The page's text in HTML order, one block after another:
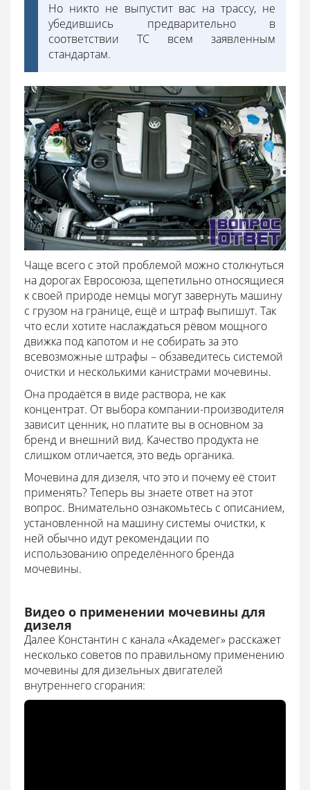
Но никто не выпустит вас на трассу, не
убедившись предварительно в
соответствии ТС всем заявленным
стандартам.
Чаще всего с этой проблемой можно столкнуться
на дорогах Евросоюза, щепетильно относящиеся
к своей природе немцы могут завернуть машину
с грузом на границе, ещё и штраф выпишут. Так
что если хотите наслаждаться рёвом мощного
движка под капотом и не собирать за это
всевозможные штрафы – обзаведитесь системой
очистки и несколькими канистрами мочевины.
Она продаётся в виде раствора, не как
концентрат. От выбора компании-производителя
зависит ценник, но платите вы в основном за
бренд и внешний вид. Качество продукта не
слишком отличается, это ведь органика.
Мочевина для дизеля, что это и почему её стоит
применять? Теперь вы знаете ответ на этот
вопрос. Внимательно ознакомьтесь с описанием,
установленной на машину системы очистки, к
ней обычно идут рекомендации по
использованию определённого бренда
мочевины.
Видео о применении мочевины для
дизеля
Далее Константин с канала «Академег» расскажет
несколько советов по правильному применению
мочевины для дизельных двигателей
внутреннего сгорания: